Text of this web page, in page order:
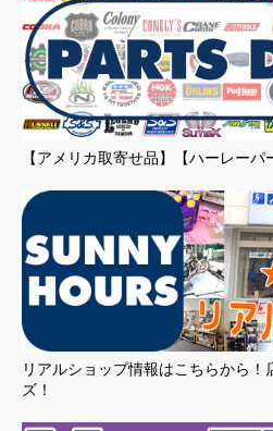
【アメリカ取寄せ品】【ハーレーパ
リアルショップ情報はこちらから
ズ！